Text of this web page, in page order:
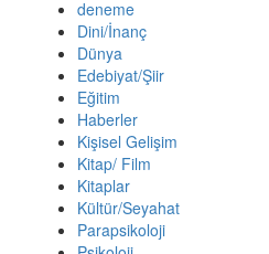
deneme
Dini/İnanç
Dünya
Edebiyat/Şiir
Eğitim
Haberler
Kişisel Gelişim
Kitap/ Film
Kitaplar
Kültür/Seyahat
Parapsikoloji